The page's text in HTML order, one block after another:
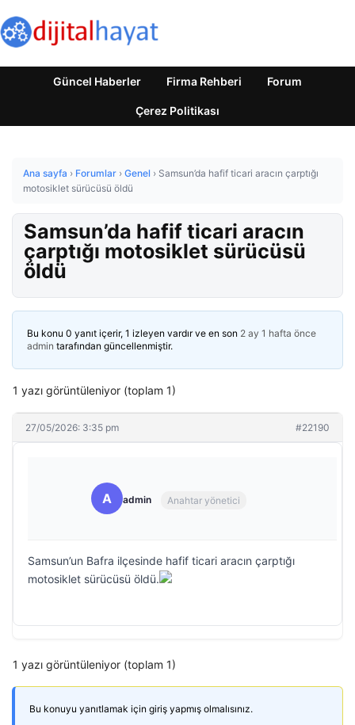
Güncel Haberler Firma Rehberi Forum
Çerez Politikası
Ana sayfa › Forumlar › Genel › Samsun’da hafif ticari aracın çarptığı
motosiklet sürücüsü öldü
Samsun’da hafif ticari aracın
çarptığı motosiklet sürücüsü
öldü
Bu konu 0 yanıt içerir, 1 izleyen vardır ve en son 2 ay 1 hafta önce
admin tarafından güncellenmiştir.
1 yazı görüntüleniyor (toplam 1)
27/05/2026: 3:35 pm #22190
A admin Anahtar yönetici
Samsun’un Bafra ilçesinde hafif ticari aracın çarptığı
motosiklet sürücüsü öldü.
1 yazı görüntüleniyor (toplam 1)
Bu konuyu yanıtlamak için giriş yapmış olmalısınız.